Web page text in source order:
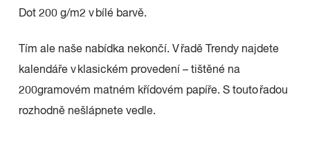
Dot 200 g/m2 v bílé barvě.
Tím ale naše nabídka nekončí. V řadě Trendy najdete
kalendáře v klasickém provedení – tištěné na
200gramovém matném křídovém papíře. S touto řadou
rozhodně nešlápnete vedle.